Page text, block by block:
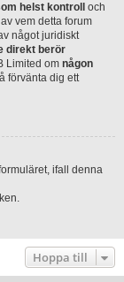
helst kontroll
och
vem detta forum
något juridiskt
direkt berör
Limited om någon
förvänta dig ett
ifall denna
Hoppa till